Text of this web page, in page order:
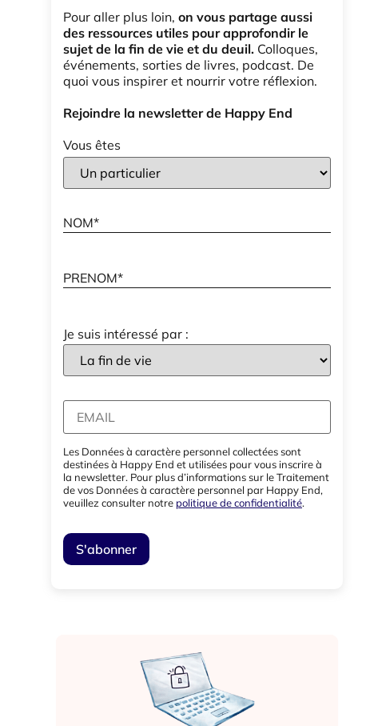
Pour aller plus loin, on vous partage aussi
des ressources utiles pour approfondir le
sujet de la fin de vie et du deuil. Colloques,
événements, sorties de livres, podcast. De
quoi vous inspirer et nourrir votre réflexion.
Rejoindre la newsletter de Happy End
Vous êtes
Je suis intéressé par :
Les Données à caractère personnel collectées sont
destinées à Happy End et utilisées pour vous inscrire à
la newsletter. Pour plus d’informations sur le Traitement
de vos Données à caractère personnel par Happy End,
veuillez consulter notre politique de confidentialité.